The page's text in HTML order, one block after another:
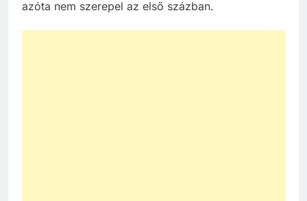
azóta nem szerepel az első százban.